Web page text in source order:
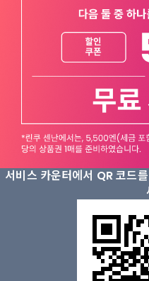
서비스 카운터에서 QR 코드